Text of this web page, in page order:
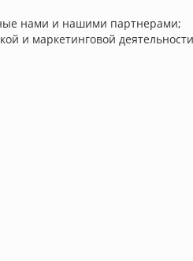
нами и нашими партнерами;
и маркетинговой